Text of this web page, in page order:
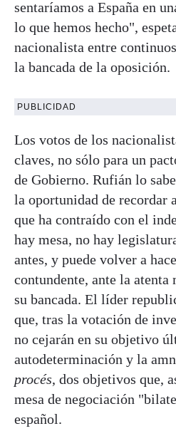
sentaríamos a España en
lo que hemos hecho",
nacionalista entre
la bancada de la oposición.
PUBLICIDAD
Los votos de los
claves, no sólo para un
de Gobierno. Rufián lo
la oportunidad de recordar
que ha contraído con el
hay mesa, no hay
antes, y puede volver a
contundente, ante la atenta
su bancada. El líder
que, tras la votación de
no cejarán en su objetivo
autodeterminación y la
procés, dos objetivos que,
mesa de negociación
español.